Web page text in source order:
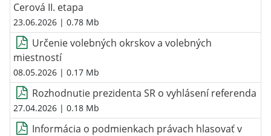
Cerová II. etapa
23.06.2026 | 0.78 Mb
Určenie volebných okrskov a volebných
miestností
08.05.2026 | 0.17 Mb
Rozhodnutie prezidenta SR o vyhlásení referenda
27.04.2026 | 0.18 Mb
Informácia o podmienkach právach hlasovať v